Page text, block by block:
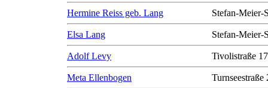
Hermine Reiss geb. Lang Stefan-Meier-
Elsa Lang Stefan-Meier-
Adolf Levy Tivolistraße 17
Meta Ellenbogen Turnseestraße